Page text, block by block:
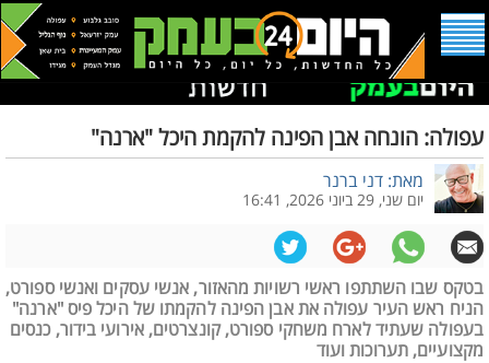
עפולה: הונחה אבן הפינה להקמת היכל "ארנה"
מאת: דני ברנר
יום שני, 29 ביוני 2026, 16:41
בטקס שבו השתתפו ראשי רשויות מהאזור, אנשי עסקים ואנשי ספורט,
הניח ראש העיר עפולה את אבן הפינה להקמתו של היכל פיס "ארנה"
בעפולה שעתיד לארח משחקי ספורט, קונצרטים, אירועי בידור, כנסים
מקצועיים, תערוכות ועוד